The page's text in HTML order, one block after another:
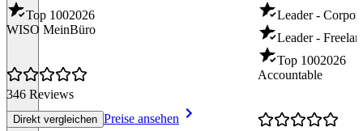
Top 1002026
WISO MeinBüro
346 Reviews
Direkt vergleichen Preise ansehen
Leader -
Leader -
Top 1002026
Accountable